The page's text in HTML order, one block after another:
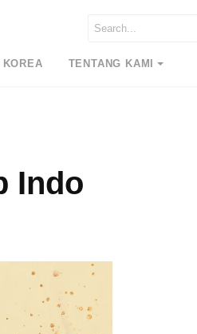
TENTANG KAMI
Indo